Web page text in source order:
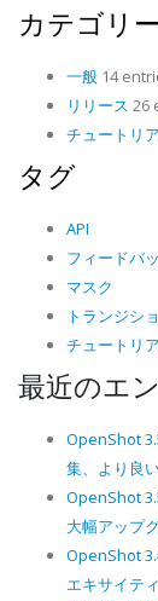
カテゴリー
一般 14
リリース 26
チュートリ
タグ
API
フィードバ
マスク
トランジシ
チュートリ
最近のエ
OpenShot
集、より良
OpenShot
大幅アップ
OpenShot
エキサイテ